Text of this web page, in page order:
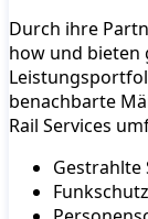
Durch ihre
how und bieten
benachbarte
Rail Services
Gestrahlte
Funkschutz